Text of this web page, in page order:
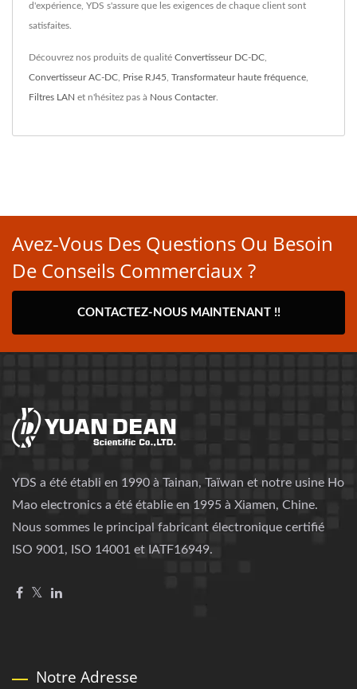
d'expérience, YDS s'assure que les exigences de chaque client sont
satisfaites.
Découvrez nos produits de qualité Convertisseur DC-DC
Convertisseur AC-DC Prise RJ45 Transformateur haute fréquence
Filtres LAN et n'hésitez pas à Nous Contacter.
Avez-Vous Des Questions Ou Besoin
De Conseils Commerciaux ?
CONTACTEZ-NOUS MAINTENANT !!
YDS a été établi en 1990 à Tainan, Taïwan et notre usine Ho
Mao electronics a été établie en 1995 à Xiamen, Chine.
Nous sommes le principal fabricant électronique certifié
ISO 9001, ISO 14001 et IATF16949.
Notre Adresse